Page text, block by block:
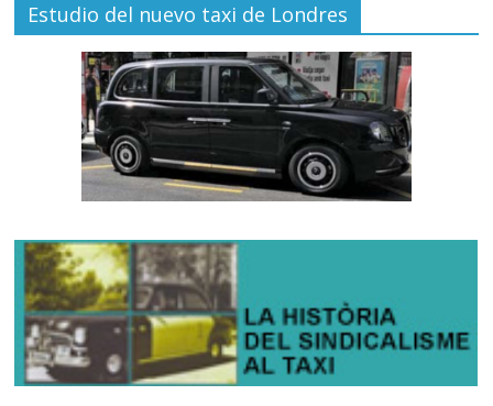
Estudio del nuevo taxi de Londres